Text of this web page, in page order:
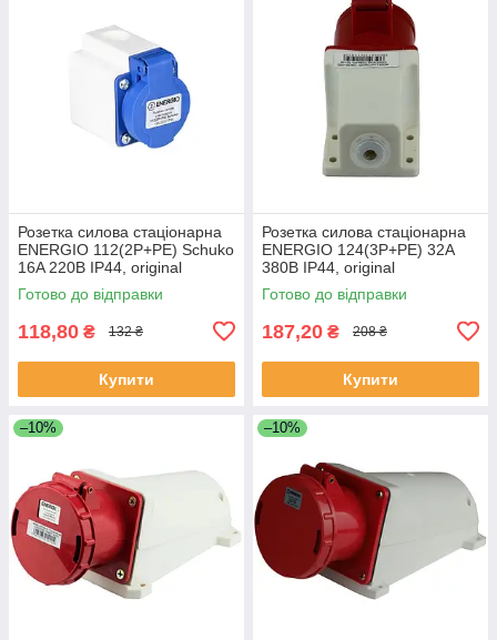
Розетка силова стаціонарна
ENERGIO 112(2P+PE) Schuko
16A 220В IP44, original
Готово до відправки
118,80 ₴ 132 ₴
Купити
Розетка силова стаціонарна
ENERGIO 124(3P+PE) 32A
380В IP44, original
Готово до відправки
187,20 ₴ 208 ₴
Купити
–10% –10%